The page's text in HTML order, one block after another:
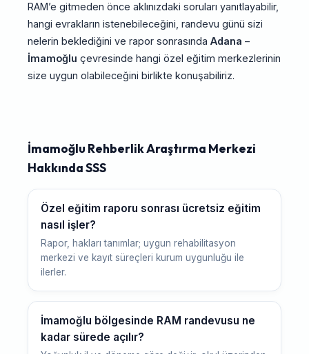
RAM’e gitmeden önce aklınızdaki soruları yanıtlayabilir,
hangi evrakların istenebileceğini, randevu günü sizi
nelerin beklediğini ve rapor sonrasında Adana –
İmamoğlu çevresinde hangi özel eğitim merkezlerinin
size uygun olabileceğini birlikte konuşabiliriz.
İmamoğlu Rehberlik Araştırma Merkezi
Hakkında SSS
Özel eğitim raporu sonrası ücretsiz eğitim
nasıl işler?
Rapor, hakları tanımlar; uygun rehabilitasyon
merkezi ve kayıt süreçleri kurum uygunluğu ile
ilerler.
İmamoğlu bölgesinde RAM randevusu ne
kadar sürede açılır?